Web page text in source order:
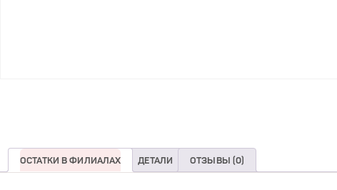
ОСТАТКИ В ФИЛИАЛАХ ДЕТАЛИ ОТЗЫВЫ (0)